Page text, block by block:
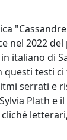
2022
italiano di
questi testi
serrati e
Plath e